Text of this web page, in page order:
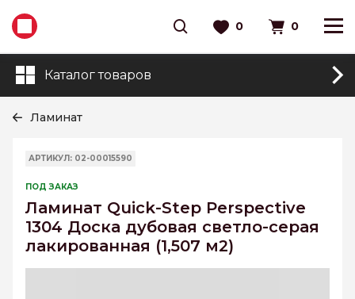
0 0
Каталог товаров
Ламинат
АРТИКУЛ: 02-00015590
ПОД ЗАКАЗ
Ламинат Quick-Step Perspective
1304 Доска дубовая светло-серая
лакированная (1,507 м2)